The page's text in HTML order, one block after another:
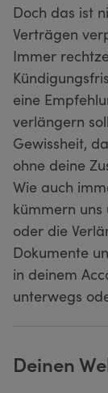
Doch das ist
Verträgen
Immer
eine
verlängern
Gewissheit,
ohne deine
Wie auch
kümmern uns
oder die
Dokumente
in deinem
unterwegs
Deinen